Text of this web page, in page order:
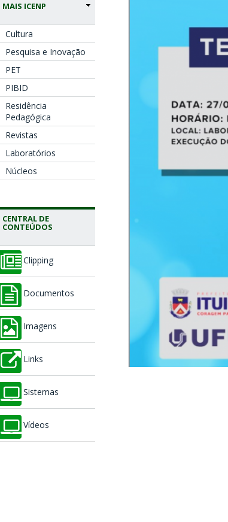
MAIS ICENP
Cultura
Pesquisa e Inovação
PET
PIBID
Residência
Pedagógica
Revistas
Laboratórios
Núcleos
CENTRAL DE
CONTEÚDOS
Clipping
Documentos
Imagens
Links
Sistemas
Vídeos